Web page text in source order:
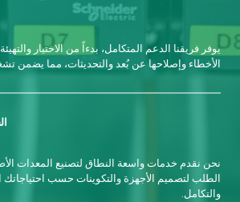
يوفر فريقنا الدعم المتكامل، بدءاً من الاختيار
الأخطاء وإصلاحها عن بُعد والتحديثات، مما يضمن
نحن نقدم خدمات واسعة النطاق لتصنيع المعدات
الطلب لتصميم الأجهزة والتكوينات حسب احتياجاتك
والتكامل.